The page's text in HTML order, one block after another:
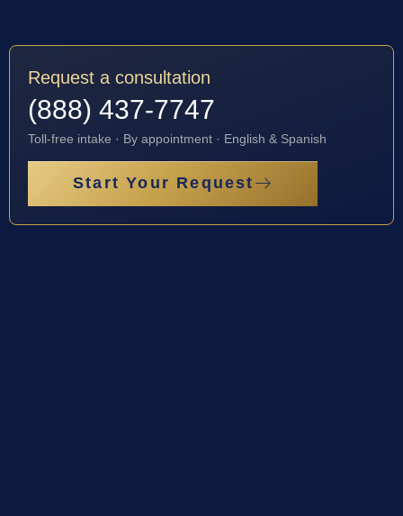
Request a consultation
(888) 437-7747
Toll-free intake · By appointment · English & Spanish
Start Your Request